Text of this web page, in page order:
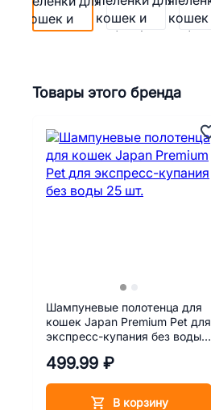
Товары этого бренда
Шампуневые полотенца для
кошек Japan Premium Pet для
экспресс-купания без воды
499.99 ₽
В корзину